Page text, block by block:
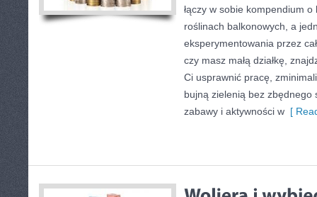
łączy w sobie kompendium
roślinach balkonowych, a
eksperymentowania przez
czy masz małą działkę,
Ci usprawnić pracę,
bujną zielenią bez zbędnego
zabawy i aktywności w [